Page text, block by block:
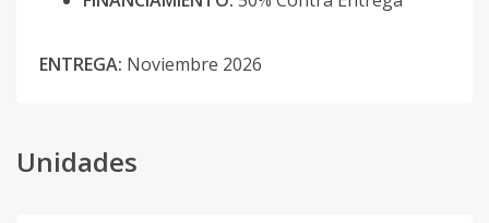
ENTREGA: Noviembre 2026
Unidades